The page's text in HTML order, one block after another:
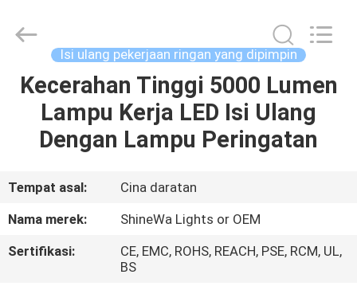
RUMAH
PRODUK
VIDEO
KAMI
International
Trade
Reserved.
Isi ulang pekerjaan ringan yang dipimpin
Kecerahan Tinggi 5000 Lumen
Lampu Kerja LED Isi Ulang
Dengan Lampu Peringatan
Tempat asal:
Cina daratan
Nama merek:
ShineWa Lights or OEM
Sertifikasi:
CE, EMC, ROHS, REACH, PSE, RCM, UL,
BS